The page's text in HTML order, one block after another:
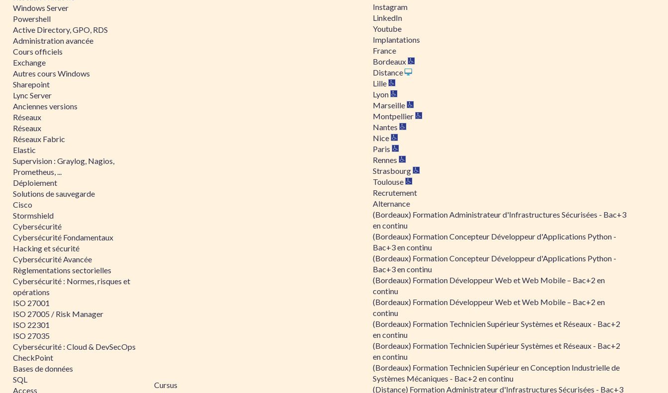
Windows Server
Powershell
Active Directory, GPO, RDS
Administration avancée
Cours officiels
Exchange
Autres cours Windows
Sharepoint
Lync Server
Anciennes versions
Réseaux
Réseaux
Réseaux Fabric
Elastic
Supervision : Graylog, Nagios,
Prometheus, ...
Déploiement
Solutions de sauvegarde
Cisco
Stormshield
Cybersécurité
Cybersécurité Fondamentaux
Hacking et sécurité
Cybersécurité Avancée
Règlementations sectorielles
Cybersécurité : Normes, risques et
opérations
ISO 27001
ISO 27005 / Risk Manager
ISO 22301
ISO 27035
Cybersécurité : Cloud & DevSecOps
CheckPoint
Bases de données
SQL
Access
Cursus
Instagram
LinkedIn
Youtube
Implantations
France
Bordeaux
Distance
Lille
Lyon
Marseille
Montpellier
Nantes
Nice
Paris
Rennes
Strasbourg
Toulouse
Recrutement
Alternance
(Bordeaux) Formation Administrateur d'Infrastructures Sécurisées - Bac+3
en continu
(Bordeaux) Formation Concepteur Développeur d'Applications Python -
Bac+3 en continu
(Bordeaux) Formation Concepteur Développeur d'Applications Python -
Bac+3 en continu
(Bordeaux) Formation Développeur Web et Web Mobile – Bac+2 en
continu
(Bordeaux) Formation Développeur Web et Web Mobile – Bac+2 en
continu
(Bordeaux) Formation Technicien Supérieur Systèmes et Réseaux - Bac+2
en continu
(Bordeaux) Formation Technicien Supérieur Systèmes et Réseaux - Bac+2
en continu
(Bordeaux) Formation Technicien Supérieur en Conception Industrielle de
Systèmes Mécaniques - Bac+2 en continu
(Distance) Formation Administrateur d'Infrastructures Sécurisées - Bac+3